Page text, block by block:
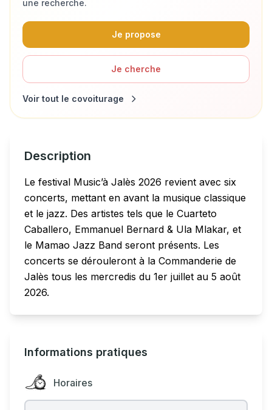
une recherche.
Je propose
Je cherche
Voir tout le covoiturage
Description
Le festival Music’à Jalès 2026 revient avec six
concerts, mettant en avant la musique classique
et le jazz. Des artistes tels que le Cuarteto
Caballero, Emmanuel Bernard & Ula Mlakar, et
le Mamao Jazz Band seront présents. Les
concerts se dérouleront à la Commanderie de
Jalès tous les mercredis du 1er juillet au 5 août
2026.
Informations pratiques
Horaires